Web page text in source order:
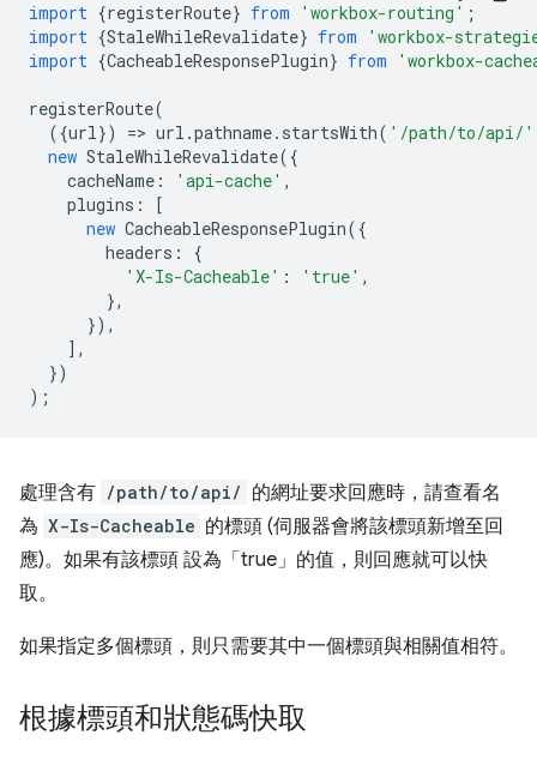
import {registerRoute} from 'workbox-routing' ;
import {StaleWhileRevalidate} from
'workbox-
import {CacheableResponsePlugin} from 'workbox-
registerRoute(
({url}) => url .pathname. startsWith( '/path/to/api/'
new StaleWhileRevalidate({
cacheName : 'api-cache' ,
plugins :
[
new CacheableResponsePlugin({
headers :
{
'X-Is-Cacheable' : 'true' ,
},
}),
],
})
);
處理含有 /path/to/api/ 的網址要求回應時，請查看名
為 X-Is-Cacheable 的標頭 (伺服器會將該標頭新增至回
應)。如果有該標頭 設為「true」的值，則回應就可以快
取。
如果指定多個標頭，則只需要其中一個標頭與相關值相符。
根據標頭和狀態碼快取